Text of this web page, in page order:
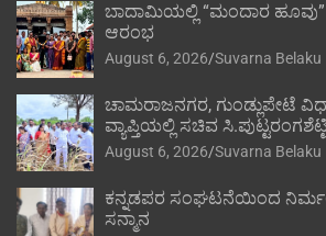
ಬಾದಾಮಿಯಲ್ಲಿ “ಮಂದಾರ ಹೂವು”
ಆರಂಭ
August 6, 2026 Suvarna Belaku
ಚಾಮರಾಜನಗರ, ಗುಂಡ್ಲುಪೇಟೆ
ವ್ಯಾಪ್ತಿಯಲ್ಲಿ ಸಚಿವ
August 6, 2026 Suvarna Belaku
ಕನ್ನಡಪರ ಸಂಘಟನೆಯಿಂದ
ಸನ್ಮಾನ